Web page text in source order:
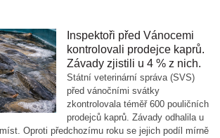
Inspektoři před Vánocemi
kontrolovali prodejce kaprů.
Závady zjistili u 4 % z nich.
Státní veterinární správa (SVS)
před vánočními svátky
zkontrolovala téměř 600 pouličních
prodejců kaprů. Závady odhalila u
Oproti předchozímu roku se jejich podíl mírně